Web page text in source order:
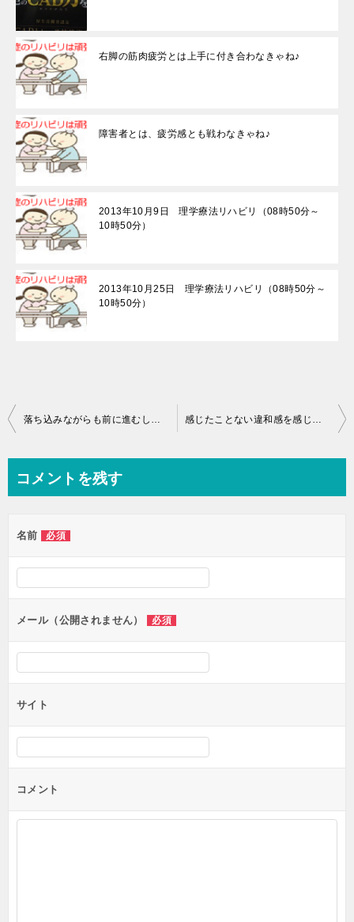
右脚の筋肉疲労とは上手に付き合わなきゃね♪
障害者とは、疲労感とも戦わなきゃね♪
2013年10月9日 理学療法リハビリ（08時50分～
10時50分）
2013年10月25日 理学療法リハビリ（08時50分～
10時50分）
投
ビ
ー
シ
ン
落ち込みながらも前に進むしかないんだもん♪ 感じたことない違和感を感じちゃった♪
コメントを残す
名前 必須
メール（公開されません） 必須
サイト
コメント